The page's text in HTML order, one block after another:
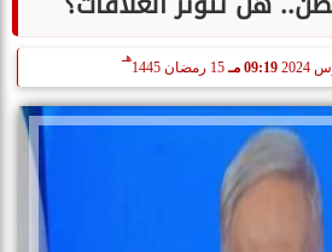
09:19 مـ 15 رمضان 1445
هـ